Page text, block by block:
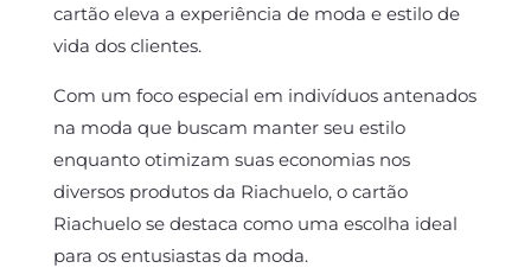
cartão eleva a experiência de moda e estilo de
vida dos clientes.
Com um foco especial em indivíduos antenados
na moda que buscam manter seu estilo
enquanto otimizam suas economias nos
diversos produtos da Riachuelo, o cartão
Riachuelo se destaca como uma escolha ideal
para os entusiastas da moda.